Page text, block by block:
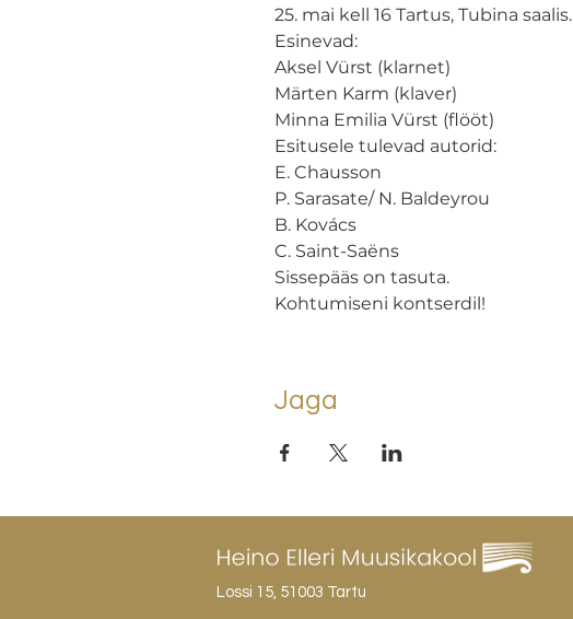
25. mai kell 16 Tartus, Tubina saalis.
Esinevad:
Aksel Vürst (klarnet)
Märten Karm (klaver)
Minna Emilia Vürst (flööt)
Esitusele tulevad autorid:
E. Chausson
P. Sarasate/ N. Baldeyrou
B. Kovács
C. Saint-Saëns
Sissepääs on tasuta.
Kohtumiseni kontserdil!
Jaga
Lossi 15, 51003 Tartu